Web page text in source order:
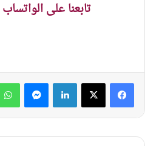
تابعنا على
لينكدإن ماسنجر